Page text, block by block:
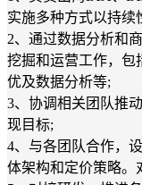
实施多种方式以持续
2、通过数据分析和
挖掘和运营工作，包
优及数据分析等;
3、协调相关团队推
现目标;
4、与各团队合作，
体架构和定价策略。